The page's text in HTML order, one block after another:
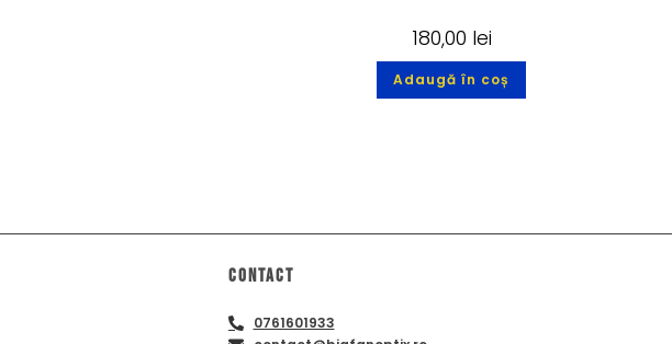
180,00 lei
Adaugă în coș
Contact
0761601933